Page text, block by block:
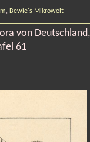
, Bewie's Mikrowelt
von
61